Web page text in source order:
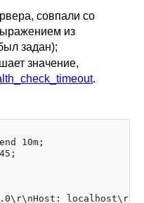
совпали со
из
задан);
значение,
.
10m;